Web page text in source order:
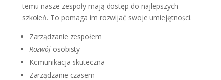
temu nasze zespoły mają dostęp do najlepszych
szkoleń. To pomaga im rozwijać swoje umiejętności.
Zarządzanie zespołem
Rozwójosobisty
Komunikacja skuteczna
Zarządzanie czasem